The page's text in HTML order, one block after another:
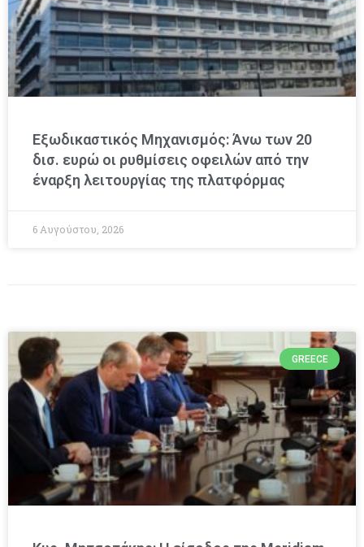
Εξωδικαστικός Μηχανισμός: Άνω των 20
δισ. ευρώ οι ρυθμίσεις οφειλών από την
έναρξη λειτουργίας της πλατφόρμας
6 Αυγούστου, 2026
GREECE